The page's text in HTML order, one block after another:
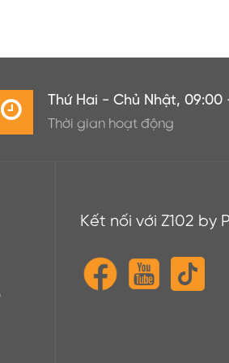
Thứ Hai - Chủ Nhật, 09:00
Thời gian hoạt động
Kết nối với Z102 by